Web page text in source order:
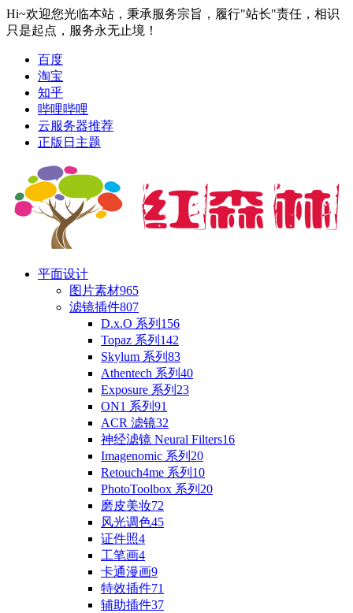
Hi~欢迎您光临本站，秉承服务宗旨，履行"站长"责任，相识
只是起点，服务永无止境！
百度
淘宝
知乎
哔哩哔哩
云服务器推荐
正版日主题
平面设计
图片素材965
滤镜插件807
D.x.O 系列 156
Topaz 系列 142
Skylum 系列 83
Athentech 系列 40
Exposure 系列 23
ON1 系列 91
ACR 滤镜32
神经滤镜 Neural Filters16
Imagenomic 系列 20
Retouch4me 系列 10
PhotoToolbox 系列 20
磨皮美妆72
风光调色45
证件照4
工笔画4
卡通漫画9
特效插件71
辅助插件37